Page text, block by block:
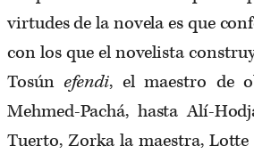
virtudes de la novela es que
con los que el novelista
Tosúnefendi, el maestro de
Mehmed-Pachá, hasta Alí-
Tuerto, Zorka la maestra,